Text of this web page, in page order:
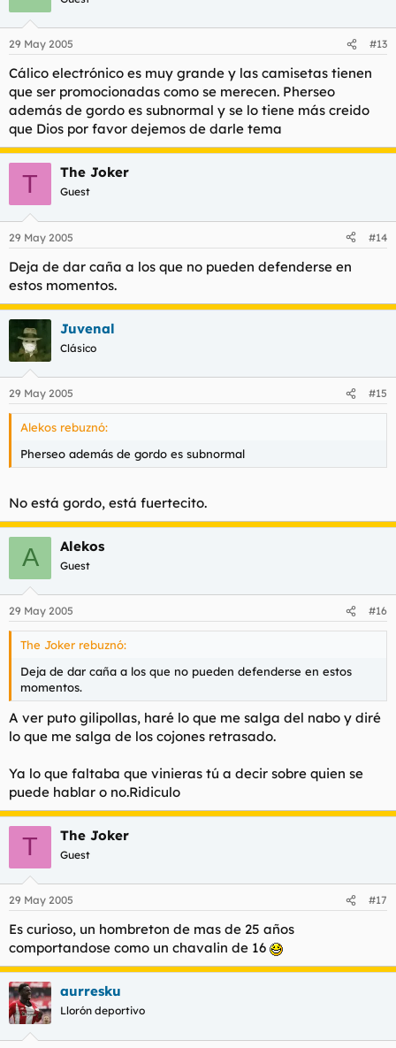
29 May 2005 #13
Cálico electrónico es muy grande y las camisetas tienen
que ser promocionadas como se merecen. Pherseo
además de gordo es subnormal y se lo tiene más creido
que Dios por favor dejemos de darle tema
T The Joker
Guest
29 May 2005 #14
Deja de dar caña a los que no pueden defenderse en
estos momentos.
Juvenal
Clásico
29 May 2005 #15
Alekos rebuznó:
Pherseo además de gordo es subnormal
No está gordo, está fuertecito.
A Alekos
Guest
29 May 2005 #16
The Joker rebuznó:
Deja de dar caña a los que no pueden defenderse en estos
momentos.
A ver puto gilipollas, haré lo que me salga del nabo y diré
lo que me salga de los cojones retrasado.
Ya lo que faltaba que vinieras tú a decir sobre quien se
puede hablar o no.Ridiculo
T The Joker
Guest
29 May 2005 #17
Es curioso, un hombreton de mas de 25 años
comportandose como un chavalin de 16
aurresku
Llorón deportivo